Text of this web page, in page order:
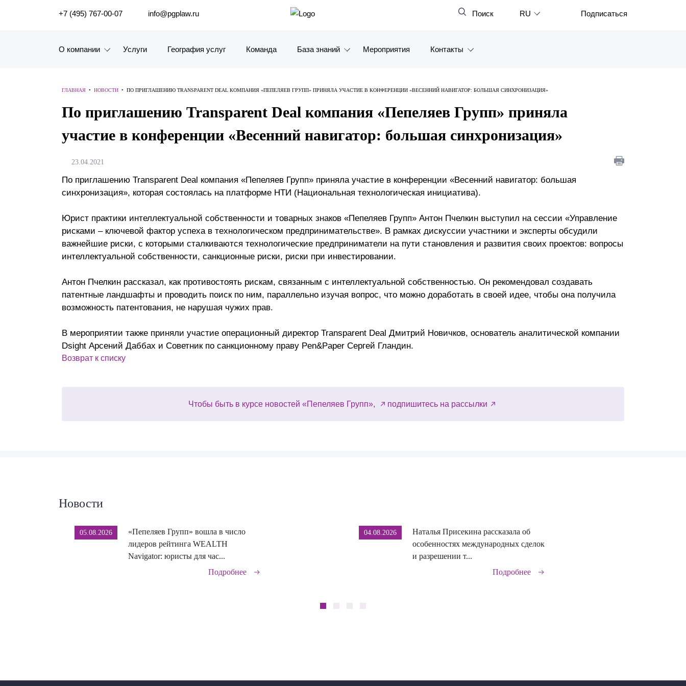
ПОИСК ПО САЙТУ Закрыть
+7 (495) 767-00-07 info@pgplaw.ru Поиск RU
Deutsch
Italiano
Español
日本語
Türkçe
Подписаться
О компании
Карьера
История компании
Почему «Пепеляев Групп»?
Обращение Управляющего
Социальная
ответственность
Услуги География услуг Команда База знаний
Журналы
Антикризисный инфопортал
Презентации экспертов
Брошюры
Мероприятия Контакты
ОАЭ
Корея
Китай
ГЛАВНАЯ • НОВОСТИ • ПО ПРИГЛАШЕНИЮ TRANSPARENT DEAL КОМПАНИЯ «ПЕПЕЛЯЕВ ГРУПП» ПРИНЯЛА УЧАСТИЕ В КОНФЕРЕНЦИИ «ВЕСЕННИЙ НАВИГАТОР: БОЛЬШАЯ СИНХРОНИЗАЦИЯ»
По приглашению Transparent Deal компания «Пепеляев Групп» приняла
участие в конференции «Весенний навигатор: большая синхронизация»
23.04.2021
По приглашению Transparent Deal компания «Пепеляев Групп» приняла участие в конференции «Весенний навигатор: большая
синхронизация», которая состоялась на платформе НТИ (Национальная технологическая инициатива).
Юрист практики интеллектуальной собственности и товарных знаков «Пепеляев Групп» Антон Пчелкин выступил на сессии «Управление
рисками – ключевой фактор успеха в технологическом предпринимательстве». В рамках дискуссии участники и эксперты обсудили
важнейшие риски, с которыми сталкиваются технологические предприниматели на пути становления и развития своих проектов: вопросы
интеллектуальной собственности, санкционные риски, риски при инвестировании.
Антон Пчелкин рассказал, как противостоять рискам, связанным с интеллектуальной собственностью. Он рекомендовал создавать
патентные ландшафты и проводить поиск по ним, параллельно изучая вопрос, что можно доработать в своей идее, чтобы она получила
возможность патентования, не нарушая чужих прав.
В мероприятии также приняли участие операционный директор Transparent Deal Дмитрий Новичков, основатель аналитической компании
Dsight Арсений Даббах и Советник по санкционному праву Pen&Paper Сергей Гландин.
Возврат к списку
Чтобы быть в курсе новостей «Пепеляев Групп», подпишитесь на рассылки
Новости
05.08.2026
«Пепеляев Групп» вошла в число
лидеров рейтинга WEALTH
Navigator: юристы для час...
Подробнее
04.08.2026
Наталья Присекина рассказала об
особенностях международных сделок
и разрешении т...
Подробнее